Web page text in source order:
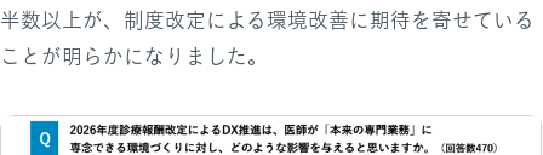
半数以上が、制度改定による環境改善に期待を寄せている
ことが明らかになりました。